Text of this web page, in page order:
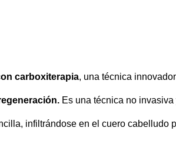
carboxiterapia, una técnica
Es una técnica no
infiltrándose en el cuero cabelludo